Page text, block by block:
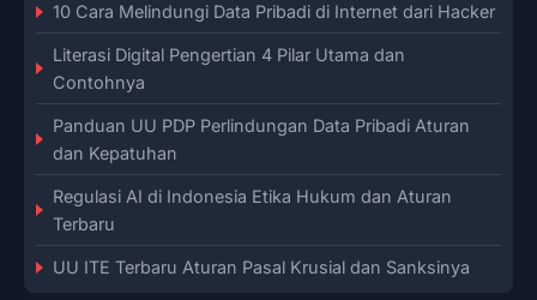
10 Cara Melindungi Data Pribadi di Internet dari Hacker
Literasi Digital Pengertian 4 Pilar Utama dan
Contohnya
Panduan UU PDP Perlindungan Data Pribadi Aturan
dan Kepatuhan
Regulasi AI di Indonesia Etika Hukum dan Aturan
Terbaru
UU ITE Terbaru Aturan Pasal Krusial dan Sanksinya